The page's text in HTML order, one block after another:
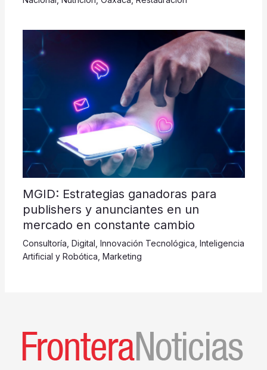
MGID: Estrategias ganadoras para
publishers y anunciantes en un
mercado en constante cambio
Consultoría, Digital , Innovación Tecnológica, Inteligencia
Artificial y Robótica, Marketing